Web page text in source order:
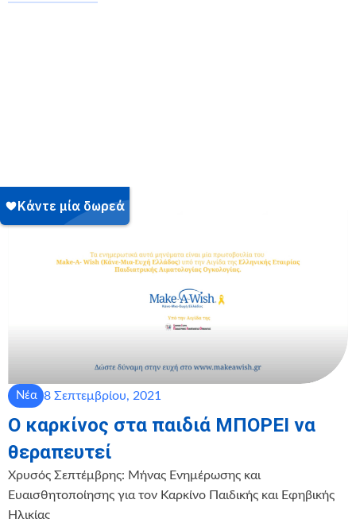
Νέα 8 Σεπτεμβρίου, 2021
Ο καρκίνος στα παιδιά ΜΠΟΡΕΙ να
θεραπευτεί
Χρυσός Σεπτέμβρης: Μήνας Ενημέρωσης και
Ευαισθητοποίησης για τον Καρκίνο Παιδικής και Εφηβικής
Ηλικίας